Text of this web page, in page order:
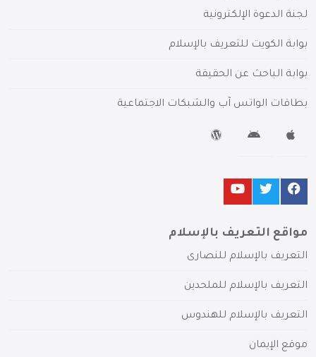
لجنة الدعوة الإلكترونية
بوابة الكويت للتعريف بالإسلام
بوابة الباحث عن الحقيقة
بطاقات الواتس آب والشبكات الاجتماعية
مواقع التعريف بالإسلام
التعريف بالإسلام للنصارى
التعريف بالإسلام للملحدين
التعريف بالإسلام للهندوس
موقع الإيمان